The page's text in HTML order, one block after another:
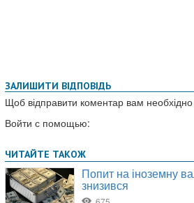
ЗАЛИШИТИ ВІДПОВІДЬ
Щоб відправити коментар вам необхідно
Войти с помощью: